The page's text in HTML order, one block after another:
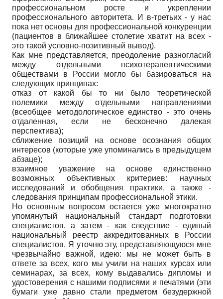
профессиональном росте и укреплении
профессионального авторитета. И в-третьих - у нас
пока нет основы для профессиональной конкуренции
(пациентов в ближайшее столетие хватит на всех -
это такой условно-позитивный вывод).
Как мне представляется, преодоление разногласий
между отдельными психотерапевтическими
обществами в России могло бы базироваться на
следующих принципах:
отказ от какой бы то ни было теоретической
полемики между отдельными направлениями
(всеобщее методологическое единство - это очень
отдаленная, если не бесконечно далекая
перспектива);
сближение позиций на основе осознания общих
интересов (которые уже упоминались в предыдущем
абзаце);
взаимное уважение на основе единственно
возможных объективных критериев: научных
исследований и обобщения практики, а также -
следования принципам профессиональной этики.
Но основным вопросом остается уже многократно
упомянутый национальный стандарт подготовки
специалистов, а затем - как следствие - единый
национальный реестр аккредитованных в России
специалистов. Я уточню эту, представляющуюся мне
чрезвычайно важной, идею: мы не может быть в
ответе за всех, кого мы учили на наших курсах или
семинарах, за всех, кому выдавались дипломы и
удостоверения с нашими подписями и печатями (эти
бумаги уже давно стали предметом безудержной